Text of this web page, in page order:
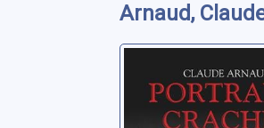
Arnaud,